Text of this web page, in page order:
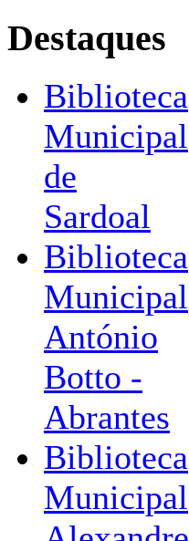
Destaques
Biblioteca
Municipal
de
Sardoal
Biblioteca
Municipal
António
Botto -
Abrantes
Biblioteca
Municipal